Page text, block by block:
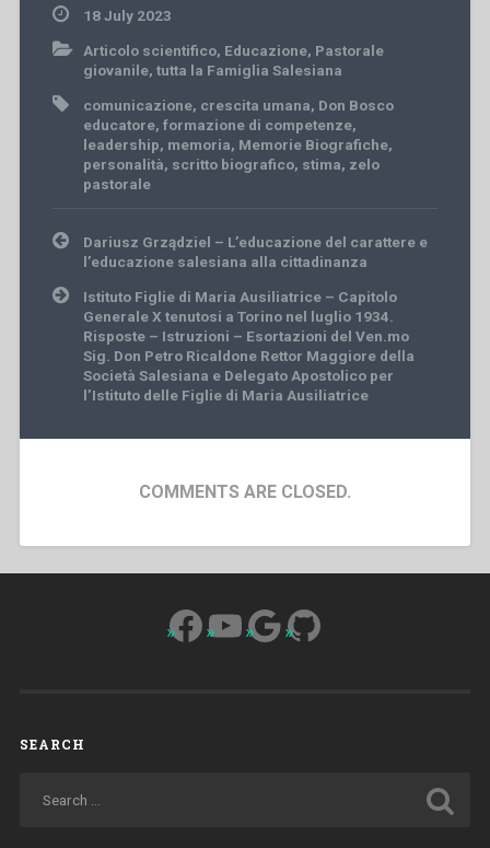
18 July 2023
Articolo scientifico, Educazione, Pastorale
giovanile, tutta la Famiglia Salesiana
comunicazione, crescita umana, Don Bosco
educatore, formazione di competenze,
leadership, memoria, Memorie Biografiche,
personalità, scritto biografico, stima, zelo
pastorale
Post
navigation
Dariusz Grządziel – L’educazione del carattere e
l’educazione salesiana alla cittadinanza
Istituto Figlie di Maria Ausiliatrice – Capitolo
Generale X tenutosi a Torino nel luglio 1934.
Risposte – Istruzioni – Esortazioni del Ven.mo
Sig. Don Petro Ricaldone Rettor Maggiore della
Società Salesiana e Delegato Apostolico per
l’Istituto delle Figlie di Maria Ausiliatrice
COMMENTS ARE CLOSED.
Facebook
YouTube
Google
GitHub
SEARCH